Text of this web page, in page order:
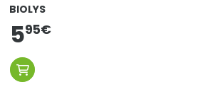
BIOLYS
595€